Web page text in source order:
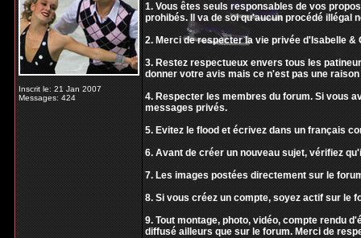
Inscrit le: 21 Jan 2007
Messages: 424
1. Vous êtes seuls responsables de vos
prohibés. Il va de soi qu'aucun procédé illégal
2. Merci de respecter la vie privée d'Isabelle &
3. Restez respectueux envers tous les
donner votre avis mais ce n'est pas une
4. Respecter les membres du forum. Si vous
messages privés.
5. Evitez le flood et écrivez dans un français
6. Avant de créer un nouveau sujet, vérifiez
7. Les images postées directement sur le
8. Si vous créez un compte, soyez actif sur le
9. Tout montage, photo, vidéo, compte rendu
diffusé ailleurs que sur le forum. Merci de